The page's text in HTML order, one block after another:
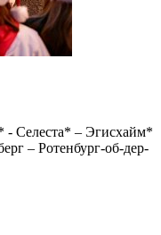
- Селеста* – Эгисхайм*
– Ротенбург-об-дер-